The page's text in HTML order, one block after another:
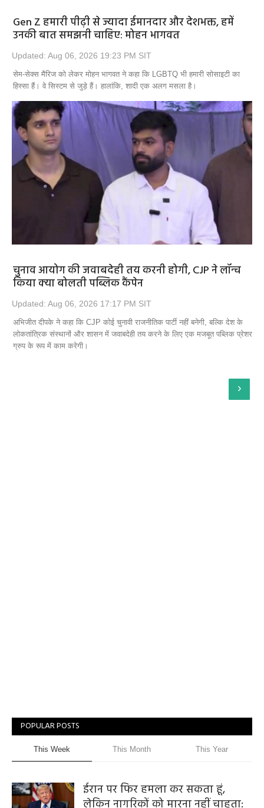
Gen Z हमारी पीढ़ी से ज्यादा ईमानदार और देशभक्त, हमें
उनकी बात समझनी चाहिए: मोहन भागवत
Updated: Aug 06, 2026 19:23 PM SIT
सेम-सेक्स मैरिज को लेकर मोहन भागवत ने कहा कि LGBTQ भी हमारी सोसाइटी का
हिस्सा हैं। वे सिस्टम से जुड़े हैं। हालांकि, शादी एक अलग मसला है।
चुनाव आयोग की जवाबदेही तय करनी होगी, CJP ने लॉन्च
किया क्या बोलती पब्लिक कैंपेन
Updated: Aug 06, 2026 17:17 PM SIT
अभिजीत दीपके ने कहा कि CJP कोई चुनावी राजनीतिक पार्टी नहीं बनेगी, बल्कि देश के
लोकतांत्रिक संस्थानों और शासन में जवाबदेही तय करने के लिए एक मजबूत पब्लिक प्रेशर
ग्रुप के रूप में काम करेगी।
›
POPULAR POSTS
This Week This Month This Year
ईरान पर फिर हमला कर सकता हूं,
लेकिन नागरिकों को मारना नहीं चाहता: